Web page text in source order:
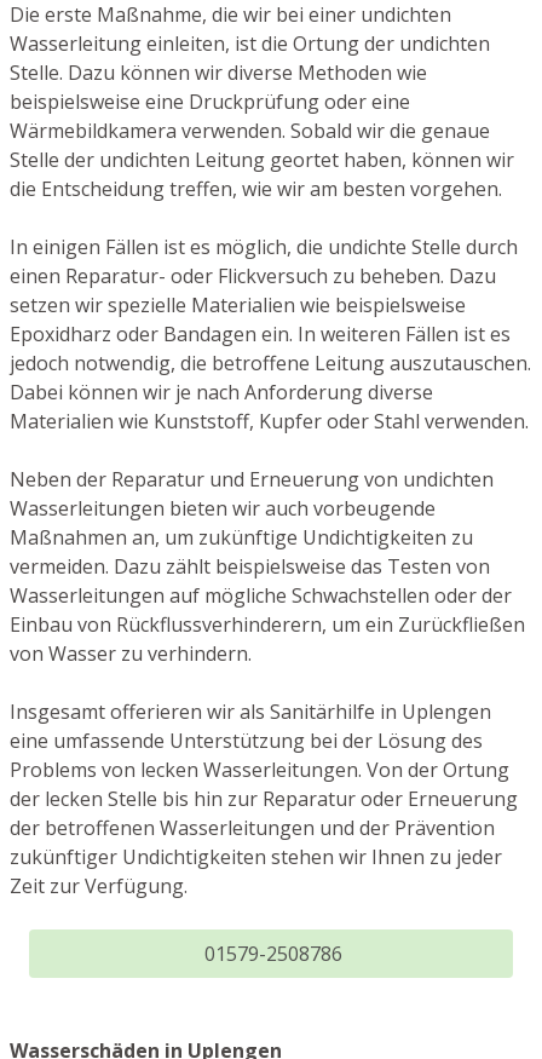
Die erste Maßnahme, die wir bei einer undichten
Wasserleitung einleiten, ist die Ortung der undichten
Stelle. Dazu können wir diverse Methoden wie
beispielsweise eine Druckprüfung oder eine
Wärmebildkamera verwenden. Sobald wir die genaue
Stelle der undichten Leitung geortet haben, können wir
die Entscheidung treffen, wie wir am besten vorgehen.
In einigen Fällen ist es möglich, die undichte Stelle durch
einen Reparatur- oder Flickversuch zu beheben. Dazu
setzen wir spezielle Materialien wie beispielsweise
Epoxidharz oder Bandagen ein. In weiteren Fällen ist es
jedoch notwendig, die betroffene Leitung auszutauschen.
Dabei können wir je nach Anforderung diverse
Materialien wie Kunststoff, Kupfer oder Stahl verwenden.
Neben der Reparatur und Erneuerung von undichten
Wasserleitungen bieten wir auch vorbeugende
Maßnahmen an, um zukünftige Undichtigkeiten zu
vermeiden. Dazu zählt beispielsweise das Testen von
Wasserleitungen auf mögliche Schwachstellen oder der
Einbau von Rückflussverhinderern, um ein Zurückfließen
von Wasser zu verhindern.
Insgesamt offerieren wir als Sanitärhilfe in Uplengen
eine umfassende Unterstützung bei der Lösung des
Problems von lecken Wasserleitungen. Von der Ortung
der lecken Stelle bis hin zur Reparatur oder Erneuerung
der betroffenen Wasserleitungen und der Prävention
zukünftiger Undichtigkeiten stehen wir Ihnen zu jeder
Zeit zur Verfügung.
01579-2508786
Wasserschäden in Uplengen